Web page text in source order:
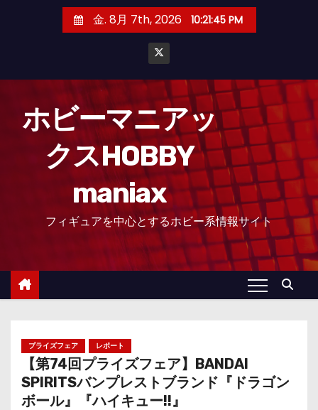
金. 8月 7th, 2026 10:21:48 PM
ホビーマニアッ
クスHOBBY
maniax
フィギュアを中心とするホビー系情報サイト
プライズフェア レポート
【第74回プライズフェア】BANDAI
SPIRITSバンプレストブランド『ドラゴン
ボール』『ハイキュー!!』